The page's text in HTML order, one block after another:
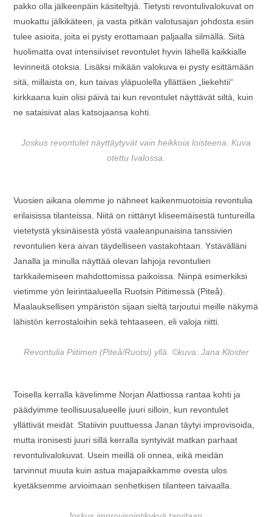
pakko olla jälkeenpäin käsiteltyjä. Tietysti revontulivalokuvat on
muokattu jälkikäteen, ja vasta pitkän valotusajan johdosta esiin
tulee asioita, joita ei pysty erottamaan paljaalla silmällä. Siitä
huolimatta ovat intensiiviset revontulet hyvin lähellä kaikkialle
levinneitä otoksia. Lisäksi mikään valokuva ei pysty esittämään
sitä, millaista on, kun taivas yläpuolella yllättäen „liekehtii“
kirkkaana kuin olisi päivä tai kun revontulet näyttävät siltä, kuin
ne sataisivat alas katsojaansa kohti.
Joskus revontulet näyttäytyvät vain heikkoia loisteena. Kuva
otettu Ivalossa.
Vuosien aikana olemme jo nähneet kaikenmuotoisia revontulia
erilaisissa tilanteissa. Niitä on riittänyt kliseemäisestä tuntureilla
vietetystä yksinäisestä yöstä vaaleanpunaisina tanssivien
revontulien kera aivan täydelliseen vastakohtaan. Ystävälläni
Janalla ja minulla näyttää olevan lahjoja revontulien
tarkkailemiseen mahdottomissa paikoissa. Niinpä esimerkiksi
vietimme yön leirintäalueella Ruotsin Piitimessä (Piteå).
Maalauksellisen ympäristön sijaan sieltä tarjoutui meille näkymä
lähistön kerrostaloihin sekä tehtaaseen, eli valoja riitti.
Revontulia Piitimen (Piteå/Ruotsi) yllä. ©kuva: Jana Kloster
Toisella kerralla kävelimme Norjan Alattiossa rantaa kohti ja
päädyimme teollisuusalueelle juuri silloin, kun revontulet
yllättivät meidät. Statiivin puuttuessa Janan täytyi improvisoida,
mutta ironisesti juuri sillä kerralla syntyivät matkan parhaat
revontulivalokuvat. Usein meillä oli onnea, eikä meidän
tarvinnut muuta kuin astua majapaikkamme ovesta ulos
kyetäksemme arvioimaan senhetkisen tilanteen taivaalla.